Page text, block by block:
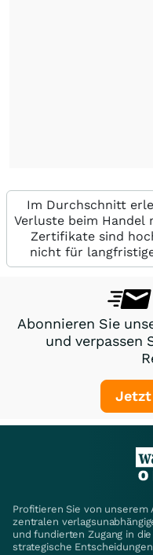
Im Durchschnitt
Verluste beim
Zertifikate sind
nicht für
Abonnieren Sie
und verpassen
Jetzt
Profitieren Sie von
zentralen
und fundierten Zugang in
strategische